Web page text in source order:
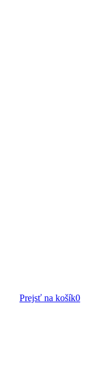
Prejsť na košík0